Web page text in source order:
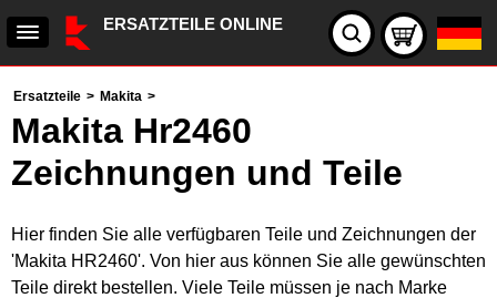
ERSATZTEILE ONLINE
Ersatzteile > Makita >
Makita Hr2460
Zeichnungen und Teile
Hier finden Sie alle verfügbaren Teile und Zeichnungen der
'Makita HR2460'. Von hier aus können Sie alle gewünschten
Teile direkt bestellen. Viele Teile müssen je nach Marke